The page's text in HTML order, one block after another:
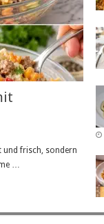
und frisch, sondern
…